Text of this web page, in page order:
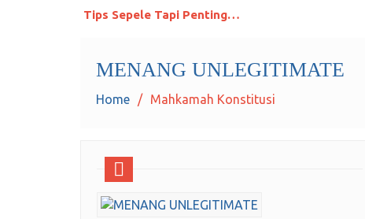
Periode Kedua, Jokowi Menanggung Beban Ganda
MENANG UNLEGITIMATE
Home Mahkamah Konstitusi